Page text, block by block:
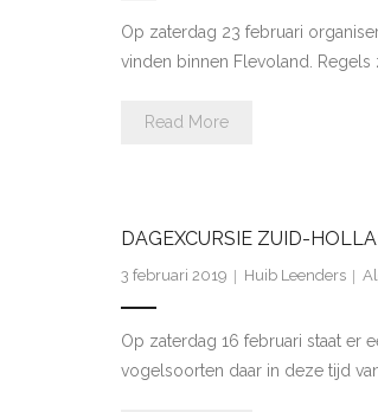
Op zaterdag 23 februari
vinden binnen Flevoland. Regels
Read More
DAGEXCURSIE ZUID-
3 februari 2019 Huib Leenders
Op zaterdag 16 februari staat er
vogelsoorten daar in deze tijd